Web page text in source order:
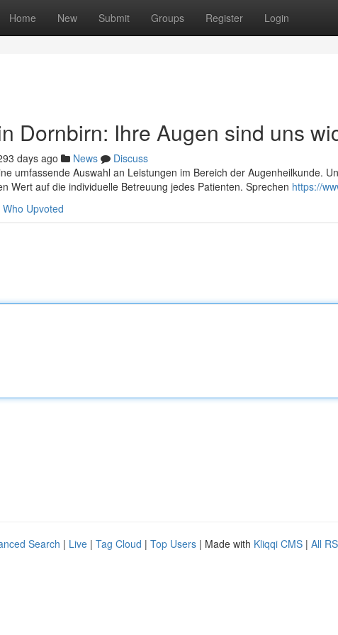
Home New Submit Groups Register Login
Dornbirn: Ihre Augen sind uns
days ago News
Discuss
umfassende Auswahl an Leistungen im Bereich der Augenheilkunde.
Wert auf die individuelle Betreuung jedes Patienten. Sprechen https://
Who Upvoted
Search | Live | Tag Cloud | Top Users | Made with Kliqqi CMS | All